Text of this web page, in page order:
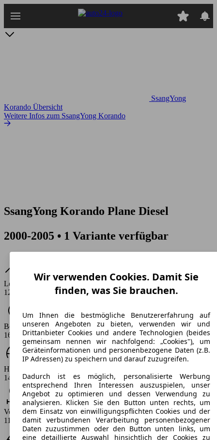
Hauptinhalt
SsangYong
Korando Übersicht
Weitere Infos zum SsangYong Korando
SsangYong Korando Plane Diesel
2000-2005 • 1 Variante verfügbar
Leistung
120 PS
Beschleunigung (0-100 km/h)
16.9 s
Höchstgeschwindigkeit (km/h)
148 km/h
Verbrauch
11.4 l/100km
Wir verwenden Cookies. Damit Sie
finden, was Sie brauchen.
Um Ihnen die bestmögliche Benutzererfahrung auf
unseren Angeboten zu bieten, verwenden wir und
Drittanbieter Cookies und andere Technologien (beides
gemeinsam nennen wir nachfolgend: „Cookies"), um
Geräteinformationen und personenbezogene Daten (z.B.
IP Adressen) zu speichern und darauf zuzugreifen.
Dadurch ist es möglich, personalisierte Werbung
entsprechend Ihren Interessen auszuspielen, unser
Angebot zu optimieren und dessen Verwendung zu
analysieren. Klicken Sie den Button unten rechts, um
dem Einsatz von einwilligungspflichten Cookies und der
damit verbundenen Verarbeitung personenbezogener
Daten zuzustimmen oder den Button unten links, um
eine detaillierte Auswahl hinsichtlich der Cookies zu